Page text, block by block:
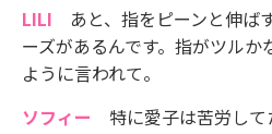
LILI
あと、指をピーンと伸ば
ーズがあるんです。指がツル
ように言われて。
ソフィー
特に愛子は苦労して